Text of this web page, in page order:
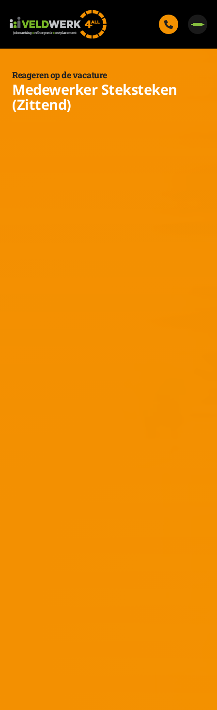
Reageren op de vacature
Medewerker Steksteken
(Zittend)